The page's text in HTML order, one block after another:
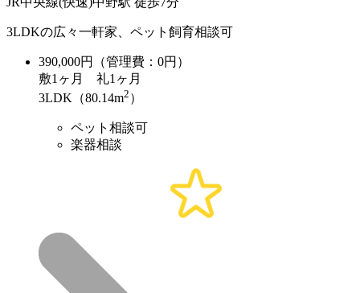
3LDKの広々一軒家、ペット飼育相談可
390,000円（管理費：0円）
敷1ヶ月 礼1ヶ月
3LDK（80.14m2 ）
ペット相談可
楽器相談